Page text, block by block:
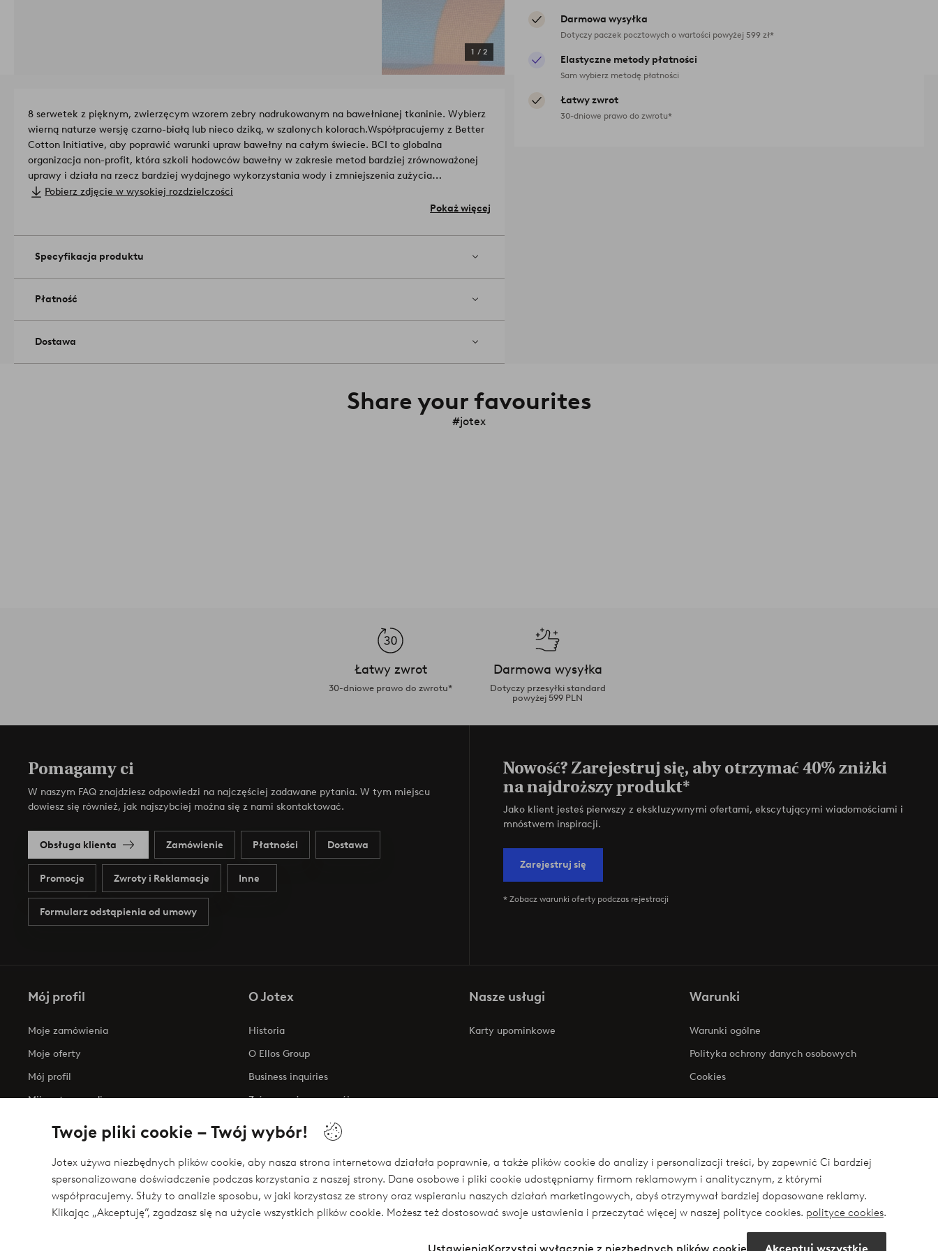
Twoje pliki cookie – Twój wybór!
Jotex używa niezbędnych plików cookie, aby nasza strona internetowa działała poprawnie, a także plików cookie do analizy i personalizacji treści, by zapewnić Ci bardziej
spersonalizowane doświadczenie podczas korzystania z naszej strony. Dane osobowe i pliki cookie udostępniamy firmom reklamowym i analitycznym, z którymi
współpracujemy. Służy to analizie sposobu, w jaki korzystasz ze strony oraz wspieraniu naszych działań marketingowych, abyś otrzymywał bardziej dopasowane reklamy.
Klikając „Akceptuję”, zgadzasz się na użycie wszystkich plików cookie. Możesz też dostosować swoje ustawienia i przeczytać więcej w naszej polityce cookies. polityce cookies.
1 / 2
Darmowa wysyłka
Dotyczy paczek pocztowych o wartości powyżej 599 zł*
Elastyczne metody płatności
Sam wybierz metodę płatności
Łatwy zwrot
30-dniowe prawo do zwrotu*
8 serwetek z pięknym, zwierzęcym wzorem zebry nadrukowanym na bawełnianej tkaninie. Wybierz
wierną naturze wersję czarno-białą lub nieco dziką, w szalonych kolorach.Współpracujemy z Better
Cotton Initiative, aby poprawić warunki upraw bawełny na całym świecie. BCI to globalna
organizacja non-profit, która szkoli hodowców bawełny w zakresie metod bardziej zrównoważonej
uprawy i działa na rzecz bardziej wydajnego wykorzystania wody i zmniejszenia zużycia
pestycydów. BCI zapewnia rolnikom uprawiającym bawełnę lepsze warunki społeczne, ekonomiczne
i środowiskowe. Kupując ten produkt, wraz z Jotex wspierasz odpowiedzialną uprawę bawełny. Nie
Materiał: 100% bawełna.
Wskazówki/rady: Tekstylne serwetki stworzą świąteczne nakrycie na każdy dzień tygodnia.
Numer
Pobierz zdjęcie w wysokiej rozdzielczości
Pokaż więcej
Specyfikacja produktu
Płatność
Dostawa
Share your favourites
#jotex
Łatwy zwrot
30-dniowe prawo do zwrotu*
Darmowa wysyłka
Dotyczy przesyłki standard
powyżej 599 PLN
Pomagamy ci
W naszym FAQ znajdziesz odpowiedzi na najczęściej zadawane pytania. W tym miejscu
dowiesz się również, jak najszybciej można się z nami skontaktować.
Obsługa klienta Zamówienie Płatności Dostawa
Promocje Zwroty i Reklamacje Inne
Formularz odstąpienia od umowy
Nowość? Zarejestruj się, aby otrzymać 40% zniżki
na najdroższy produkt*
Jako klient jesteś pierwszy z ekskluzywnymi ofertami, ekscytującymi wiadomościami i
mnóstwem inspiracji.
Zarejestruj się
* Zobacz warunki oferty podczas rejestracji
Mój profil
Moje zamówienia
Moje oferty
Mój profil
Mijn retourzendingen
O Jotex
Historia
O Ellos Group
Business inquiries
Zrównoważony rozwój
Oświadczenie o dostępności
Nasze usługi
Karty upominkowe
Warunki
Warunki ogólne
Polityka ochrony danych osobowych
Cookies
Bezpieczne płatności - zapłać teraz lub podziel się
Chcesz dowiedzieć się więcej o naszych opcjach płatności